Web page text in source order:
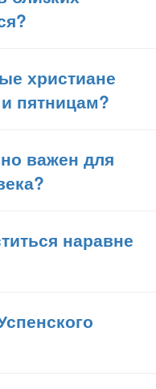
христиане
пятницам?
важен для
наравне